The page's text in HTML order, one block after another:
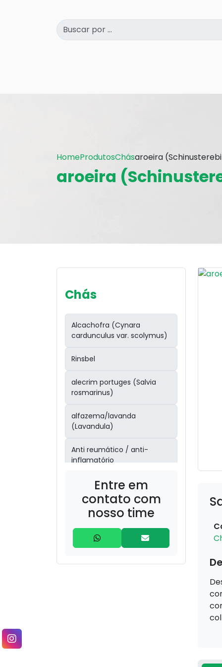
HomeProdutosChásaroeira
aroeira
Chás
Alcachofra (Cynara
cardunculus var. scolymus)
Rinsbel
alecrim portuges (Salvia
rosmarinus)
alfazema/lavanda
(Lavandula)
Anti reumático / anti-
inflamatório
aroeira
(Schinusterebinthifolia)
barbatimão
(Stryphnodendron)
Boldo (Peumus boldus) –
30g
Entre em
contato com
nosso time